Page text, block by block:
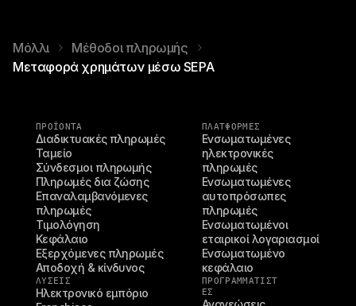
Μόλλι
Μέθοδοι πληρωμής
Μεταφορά χρημάτων μέσω SEPA
ΠΡΟΪΌΝΤΑ
Διαδικτυακές πληρωμές
Ταμείο
Σύνδεσμοι πληρωμής
Πληρωμές δια ζώσης
Επαναλαμβανόμενες
πληρωμές
Τιμολόγηση
Κεφάλαιο
Εξερχόμενες πληρωμές
Αποδοχή & κίνδυνος
ΛΥΣΕΙΣ
Ηλεκτρονικό εμπόριο
ΠΛΑΤΦΟΡΜΕΣ
Ενσωματωμένες
ηλεκτρονικές
πληρωμές
Ενσωματωμένες
αυτοπρόσωπες
πληρωμές
Ενσωματωμένοι
εταιρικοί λογαριασμοί
Ενσωματωμένο
κεφάλαιο
ΠΡΟΓΡΑΜΜΑΤΙΣΤ
ΈΣ